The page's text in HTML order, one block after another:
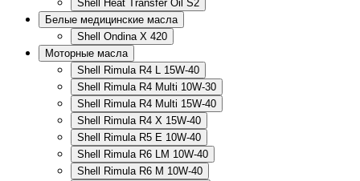
Shell Heat Transfer Oil S2
Белые медицинские масла
Shell Ondina X 420
Моторные масла
Shell Rimula R4 L 15W-40
Shell Rimula R4 Multi 10W-30
Shell Rimula R4 Multi 15W-40
Shell Rimula R4 X 15W-40
Shell Rimula R5 E 10W-40
Shell Rimula R6 LM 10W-40
Shell Rimula R6 M 10W-40